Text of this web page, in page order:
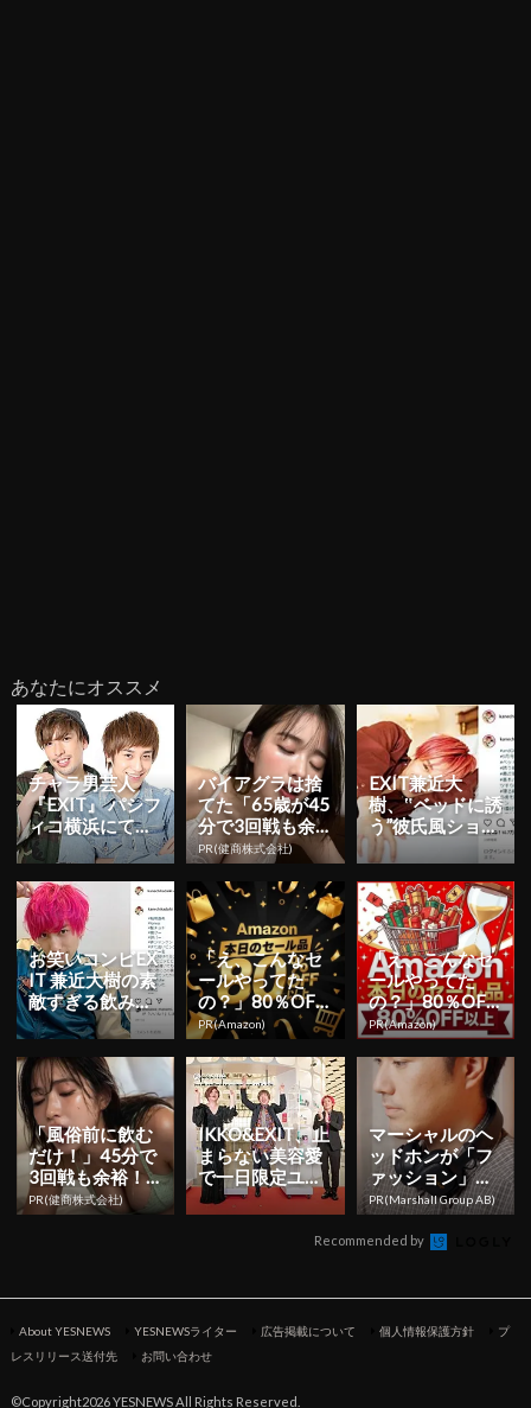
あなたにオススメ
チャラ男芸人
『EXIT』 パシフ
ィコ横浜にて単
独ライブ開催を
発表！
バイアグラは捨
てた「65歳が45
分で3回戦も余
裕」980円で朝
まで絶好調！
PR(健商株式会社)
EXIT兼近大
樹、‟ベッドに誘
う”彼氏風ショッ
ト公開！「押し
倒されたい」
「鼻血出...
お笑いコンビEX
IT 兼近大樹の素
敵すぎる飲み会
定型文返しに
「最高の口説き
文句」
「え、こんなセ
ールやってた
の？」80％OFF
以上が続々登
場！Amazonの本
気が...
PR(Amazon)
「え、こんなセ
ールやってた
の？」80％OFF
以上が続々登
場！Amazonの本
気が...
PR(Amazon)
「風俗前に飲む
だけ！」45分で
3回戦も余裕！9
80円で朝まで絶
好調
PR(健商株式会社)
IKKO&EXIT、止
まらない美容愛
で一日限定ユニ
ット“EXIKKO”が
誕生！？
マーシャルのヘ
ッドホンが「フ
ァッション」で
終わらない理由
PR(Marshall Group AB)
Recommended by
About YESNEWS YESNEWSライター 広告掲載について 個人情報保護方針
プ
レスリリース送付先
お問い合わせ
©Copyright2026 YESNEWS All Rights Reserved.